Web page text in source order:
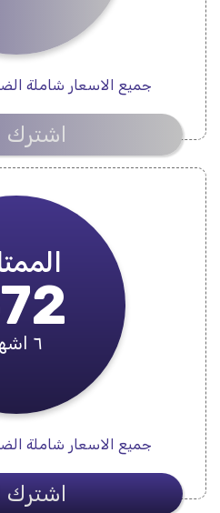
جميع الاسعار شاملة
اشترك
٦ اشهر
جميع الاسعار شاملة
اشترك